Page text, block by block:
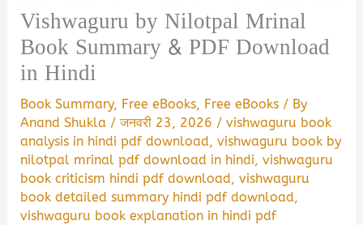
Vishwaguru by Nilotpal Mrinal
Book Summary & PDF Download
in Hindi
Book Summary, Free eBooks, Free eBooks / By
Anand Shukla /जनवरी 23, 2026 /vishwaguru book
analysis in hindi pdf download,vishwaguru book by
nilotpal mrinal pdf download in hindi,vishwaguru
book criticism hindi pdf download,vishwaguru
book detailed summary hindi pdf download,
vishwaguru book explanation in hindi pdf